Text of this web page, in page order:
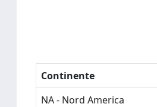
Continente
NA - Nord America